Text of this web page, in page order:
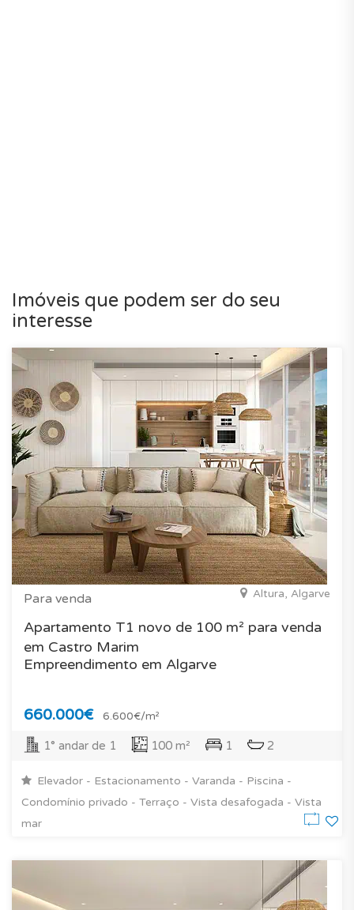
Imóveis que podem ser do seu
interesse
Para venda Altura, Algarve
Apartamento T1 novo de 100 m² para venda
em Castro Marim
Empreendimento em Algarve
660.000€ 6.600€/m²
1° andar de 1 100 m² 1 2
Elevador - Estacionamento - Varanda - Piscina -
Condomínio privado - Terraço - Vista desafogada - Vista
mar